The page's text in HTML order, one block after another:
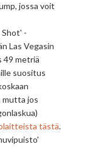
jossa voit
-
Las Vegasin
49 metriä
suositus
mutta jos
tästä.